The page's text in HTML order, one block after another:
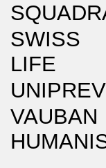
SWISS
LIFE
VAUBAN